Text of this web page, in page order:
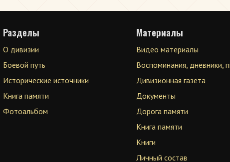
Разделы
О дивизии
Боевой путь
Исторические источники
Книга памяти
Фотоальбом
Материалы
Видео материалы
Воспоминания, дневники,
Дивизионная газета
Документы
Дорога памяти
Книга памяти
Книги
Личный состав